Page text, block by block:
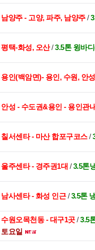
남양주 - 고양, 파주, 남양주/
평택-화성, 오산/3.5톤 윙바
용인(백암면)- 용인, 수원, 안
안성 - 수도권&용인 - 용인관
칠서센타 - 마산 합포구코스/
울주센타 - 경주권1대 /3.5톤
남사센타 - 화성 인근/3.5톤
수원오목천동 - 대구1곳/3.5
토요일